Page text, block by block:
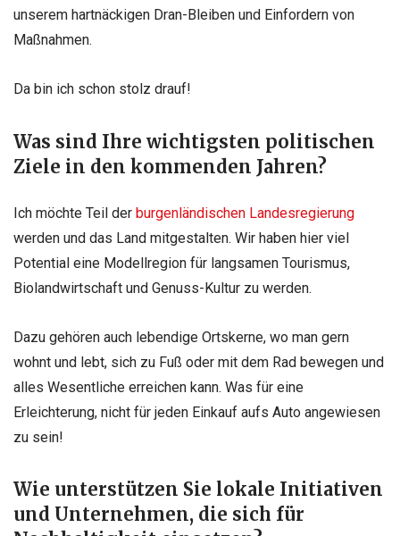
unserem hartnäckigen Dran-Bleiben und Einfordern von
Maßnahmen.
Da bin ich schon stolz drauf!
Was sind Ihre wichtigsten politischen
Ziele in den kommenden Jahren?
Ich möchte Teil der burgenländischen Landesregierung
werden und das Land mitgestalten. Wir haben hier viel
Potential eine Modellregion für langsamen Tourismus,
Biolandwirtschaft und Genuss-Kultur zu werden.
Dazu gehören auch lebendige Ortskerne, wo man gern
wohnt und lebt, sich zu Fuß oder mit dem Rad bewegen und
alles Wesentliche erreichen kann. Was für eine
Erleichterung, nicht für jeden Einkauf aufs Auto angewiesen
zu sein!
Wie unterstützen Sie lokale Initiativen
und Unternehmen, die sich für